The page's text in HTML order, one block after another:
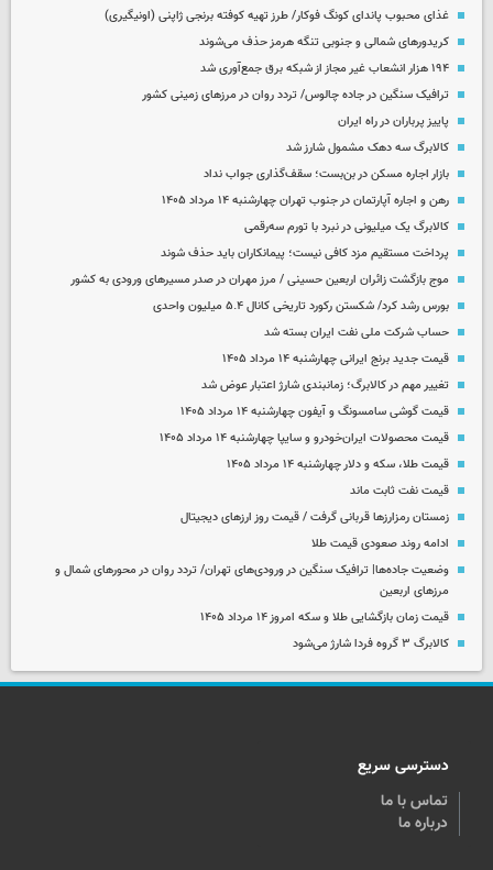
غذای محبوب پاندای کونگ فوکار/ طرز تهیه کوفته برنجی ژاپنی (اونیگیری)
کریدورهای شمالی و جنوبی تنگه هرمز حذف می‌شوند
۱۹۴ هزار انشعاب غیر مجاز از شبکه برق جمع‌آوری شد
ترافیک سنگین در جاده چالوس/ تردد روان در مرزهای زمینی کشور
پاییز پرباران در راه ایران
کالابرگ سه دهک مشمول شارز شد
بازار اجاره مسکن در بن‌بست؛ سقف‌گذاری جواب نداد
رهن و اجاره آپارتمان در جنوب تهران چهارشنبه ۱۴ مرداد ۱۴۰۵
کالابرگ یک میلیونی در نبرد با تورم سه‌رقمی
پرداخت مستقیم مزد کافی نیست؛ پیمانکاران باید حذف شوند
موج بازگشت زائران اربعین حسینی / مرز مهران در صدر مسیرهای ورودی به کشور
بورس رشد کرد/ شکستن رکورد تاریخی کانال ۵.۴ میلیون واحدی
حساب‌ شرکت ملی نفت ایران بسته شد
قیمت جدید برنج ایرانی چهارشنبه ۱۴ مرداد ۱۴۰۵
تغییر مهم در کالابرگ؛ زمانبندی‌ شارژ اعتبار عوض شد
قیمت گوشی سامسونگ و آیفون چهارشنبه ۱۴ مرداد ۱۴۰۵
قیمت محصولات ایران‌خودرو و سایپا چهارشنبه ۱۴ مرداد ۱۴۰۵
قیمت طلا، سکه و دلار چهارشنبه ۱۴ مرداد ۱۴۰۵
قیمت نفت ثابت ماند
زمستان رمزارزها قربانی گرفت / قیمت روز ارزهای دیجیتال
ادامه روند صعودی قیمت طلا
وضعیت جاده‌ها| ترافیک سنگین در ورودی‌های تهران/ تردد روان در محورهای شمال و
مرزهای اربعین
قیمت زمان بازگشایی طلا و سکه امروز ۱۴ مرداد ۱۴۰۵
کالابرگ ۳ گروه فردا شارژ می‌شود
دسترسی سریع
تماس با ما
درباره ما